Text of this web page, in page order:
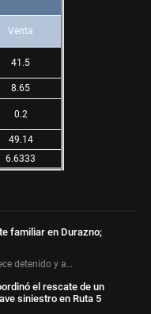
Venta
41.5
8.65
0.2
49.14
6.6333
familiar en Durazno;
detenido y a…
el rescate de un
siniestro en Ruta 5